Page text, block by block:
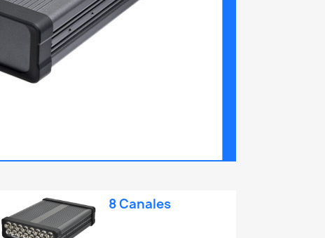
8 Canales